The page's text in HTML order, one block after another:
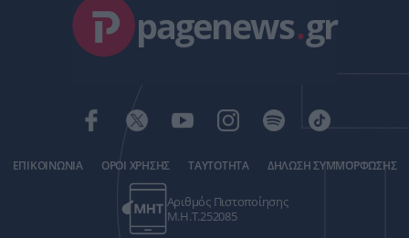
pagenews.gr
ΕΠΙΚΟΙΝΩΝΙΑ ΟΡΟΙ ΧΡΗΣΗΣ ΤΑΥΤΟΤΗΤΑ ΔΗΛΩΣΗ ΣΥΜΜΟΡΦΩΣΗΣ
Αριθμός Πιστοποίησης
Μ.Η.Τ.252085